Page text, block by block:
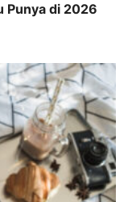
Punya di 2026